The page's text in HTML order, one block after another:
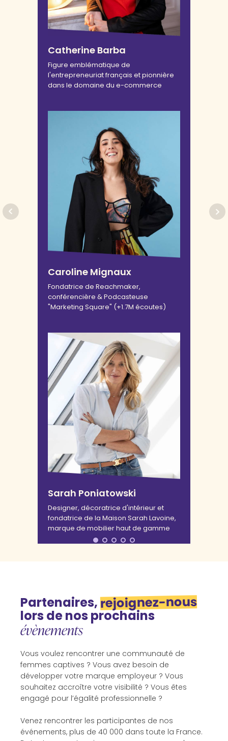
Catherine Barba
Figure emblématique de
l'entrepreneuriat français et pionnière
dans le domaine du e-commerce
Caroline Mignaux
Fondatrice de Reachmaker,
conférencière & Podcasteuse
"Marketing Square" (+1.7M écoutes)
Sarah Poniatowski
Designer, décoratrice d'intérieur et
fondatrice de la Maison Sarah Lavoine,
marque de mobilier haut de gamme
Partenaires,rejoignez-nous
lors de nos prochains
évènements
Vous voulez rencontrer une communauté de
femmes captives ? Vous avez besoin de
développer votre marque employeur ? Vous
souhaitez accroître votre visibilité ? Vous êtes
engagé pour l’égalité professionnelle ?
Venez rencontrer les participantes de nos
événements, plus de 40 000 dans toute la France.